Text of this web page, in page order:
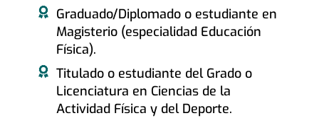
Graduado/Diplomado o estudiante en
Magisterio (especialidad Educación
Física).
Titulado o estudiante del Grado o
Licenciatura en Ciencias de la
Actividad Física y del Deporte.